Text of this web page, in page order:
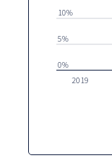
2019
0%
5%
10%